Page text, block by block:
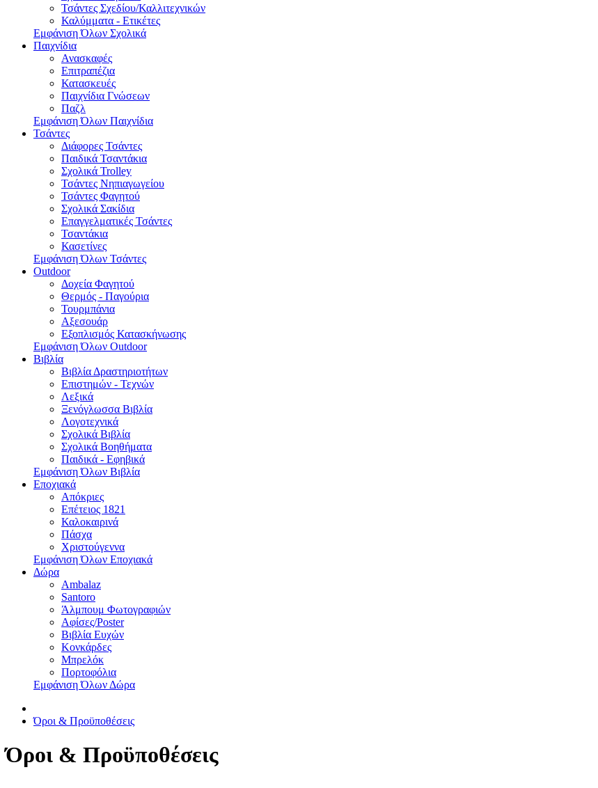
Τσάντες Σχεδίου/Καλλιτεχνικών
Καλύμματα - Ετικέτες
Εμφάνιση Όλων Σχολικά
Παιχνίδια
Ανασκαφές
Επιτραπέζια
Κατασκευές
Παιχνίδια Γνώσεων
Παζλ
Εμφάνιση Όλων Παιχνίδια
Τσάντες
Διάφορες Τσάντες
Παιδικά Τσαντάκια
Σχολικά Trolley
Τσάντες Νηπιαγωγείου
Τσάντες Φαγητού
Σχολικά Σακίδια
Επαγγελματικές Τσάντες
Τσαντάκια
Κασετίνες
Εμφάνιση Όλων Τσάντες
Outdoor
Δοχεία Φαγητού
Θερμός - Παγούρια
Τουρμπάνια
Αξεσουάρ
Εξοπλισμός Κατασκήνωσης
Εμφάνιση Όλων Outdoor
Βιβλία
Βιβλία Δραστηριοτήτων
Επιστημών - Τεχνών
Λεξικά
Ξενόγλωσσα Βιβλία
Λογοτεχνικά
Σχολικά Βιβλία
Σχολικά Βοηθήματα
Παιδικά - Εφηβικά
Εμφάνιση Όλων Βιβλία
Εποχιακά
Απόκριες
Επέτειος 1821
Καλοκαιρινά
Πάσχα
Χριστούγεννα
Εμφάνιση Όλων Εποχιακά
Δώρα
Ambalaz
Santoro
Άλμπουμ Φωτογραφιών
Αφίσες/Poster
Βιβλία Ευχών
Κονκάρδες
Μπρελόκ
Πορτοφόλια
Εμφάνιση Όλων Δώρα
Όροι & Προϋποθέσεις
Όροι & Προϋποθέσεις